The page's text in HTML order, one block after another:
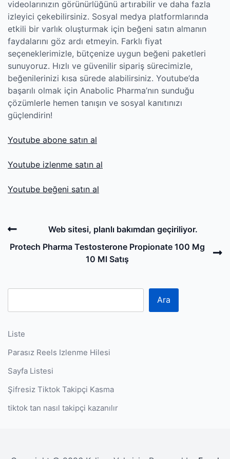
videolarınızın görünürlüğünü artırabilir ve daha fazla
izleyici çekebilirsiniz. Sosyal medya platformlarında
etkili bir varlık oluşturmak için beğeni satın almanın
faydalarını göz ardı etmeyin. Farklı fiyat
seçeneklerimizle, bütçenize uygun beğeni paketleri
sunuyoruz. Hızlı ve güvenilir sipariş sürecimizle,
beğenilerinizi kısa sürede alabilirsiniz. Youtube’da
başarılı olmak için Anabolic Pharma’nın sunduğu
çözümlerle hemen tanışın ve sosyal kanıtınızı
güçlendirin!
Youtube abone satın al
Youtube izlenme satın al
Youtube beğeni satın al
Post
navigation
Previous
Post
Web sitesi, planlı bakımdan geçiriliyor.
Protech Pharma Testosterone Propionate 100 Mg
10 Ml Satış
Ara
Liste
Parasız Reels Izlenme Hilesi
Sayfa Listesi
Şifresiz Tiktok Takipçi Kasma
tiktok tan nasıl takipçi kazanılır